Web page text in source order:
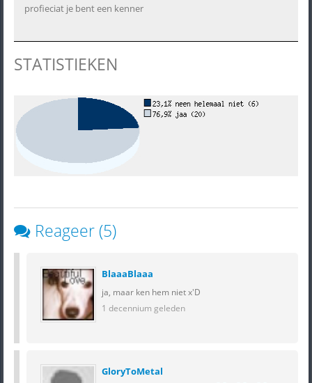
profieciat je bent een kenner
STATISTIEKEN
Reageer (5)
BlaaaBlaaa
ja, maar ken hem niet x'D
1 decennium geleden
GloryToMetal